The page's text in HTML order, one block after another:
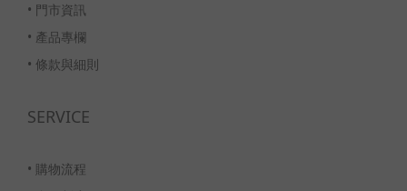
• 門市資訊
• 產品專欄
• 條款與細則
SERVICE
• 購物流程